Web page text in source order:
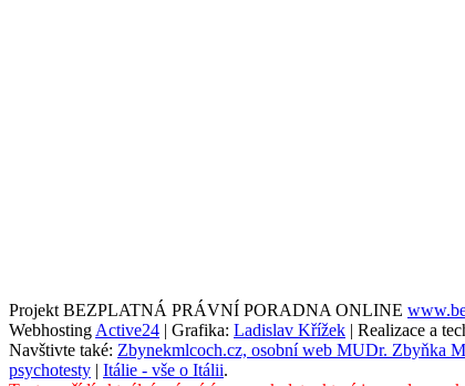
Projekt BEZPLATNÁ PRÁVNÍ PORADNA ONLINE
Webhosting Active24 | Grafika: Ladislav Křížek | Realizace a
Navštivte také: Zbynekmlcoch.cz, osobní web MUDr. Zbyňka
psychotesty | Itálie - vše o Itálii.